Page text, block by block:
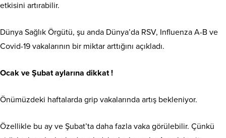
etkisini artırabilir.
Dünya Sağlık Örgütü, şu anda Dünya’da RSV, Influenza A-B ve
Covid-19 vakalarının bir miktar arttığını açıkladı.
Ocak ve Şubat aylarına dikkat !
Önümüzdeki haftalarda grip vakalarında artış bekleniyor.
Özellikle bu ay ve Şubat’ta daha fazla vaka görülebilir. Çünkü